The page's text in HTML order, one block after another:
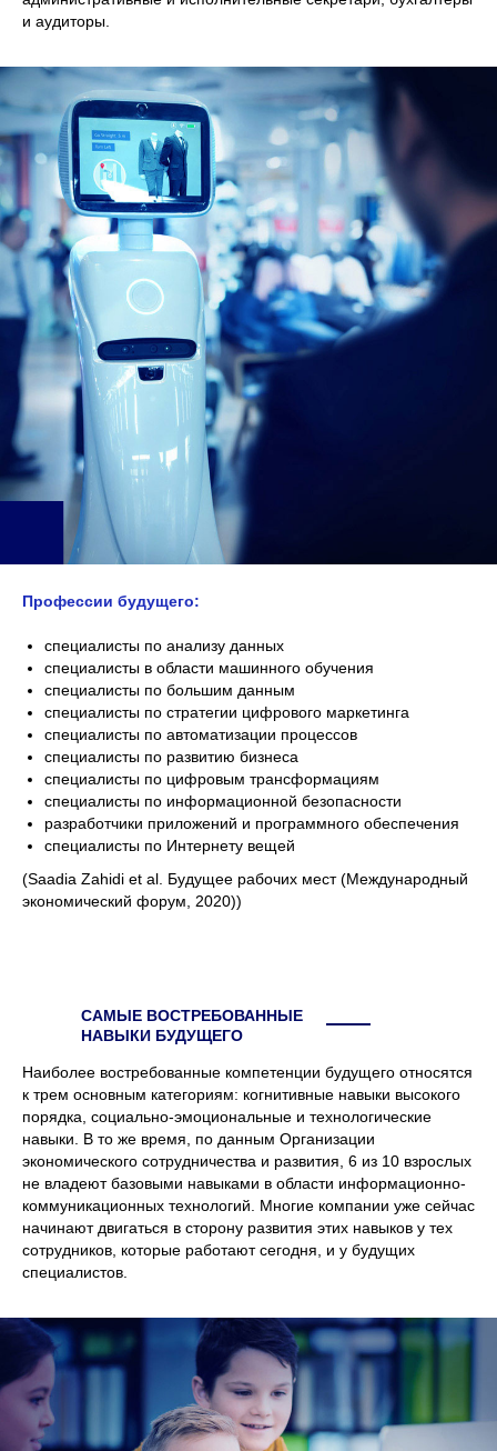
и аудиторы.
Профессии будущего:
специалисты по анализу данных
специалисты в области машинного обучения
специалисты по большим данным
специалисты по стратегии цифрового маркетинга
специалисты по автоматизации процессов
специалисты по развитию бизнеса
специалисты по цифровым трансформациям
специалисты по информационной безопасности
разработчики приложений и программного обеспечения
специалисты по Интернету вещей
(Saadia Zahidi et al. Будущее рабочих мест (Международный
экономический форум, 2020))
САМЫЕ ВОСТРЕБОВАННЫЕ
НАВЫКИ БУДУЩЕГО
Наиболее востребованные компетенции будущего относятся
к трем основным категориям: когнитивные навыки высокого
порядка, социально-эмоциональные и технологические
навыки. В то же время, по данным Организации
экономического сотрудничества и развития, 6 из 10 взрослых
не владеют базовыми навыками в области информационно-
коммуникационных технологий. Многие компании уже сейчас
начинают двигаться в сторону развития этих навыков у тех
сотрудников, которые работают сегодня, и у будущих
специалистов.